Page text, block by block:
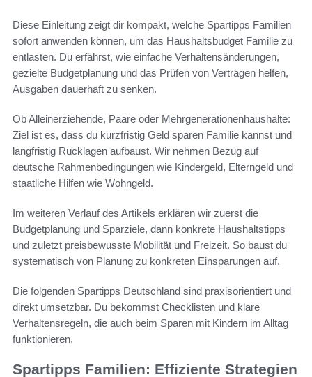
Diese Einleitung zeigt dir kompakt, welche Spartipps Familien
sofort anwenden können, um das Haushaltsbudget Familie zu
entlasten. Du erfährst, wie einfache Verhaltensänderungen,
gezielte Budgetplanung und das Prüfen von Verträgen helfen,
Ausgaben dauerhaft zu senken.
Ob Alleinerziehende, Paare oder Mehrgenerationenhaushalte:
Ziel ist es, dass du kurzfristig Geld sparen Familie kannst und
langfristig Rücklagen aufbaust. Wir nehmen Bezug auf
deutsche Rahmenbedingungen wie Kindergeld, Elterngeld und
staatliche Hilfen wie Wohngeld.
Im weiteren Verlauf des Artikels erklären wir zuerst die
Budgetplanung und Sparziele, dann konkrete Haushaltstipps
und zuletzt preisbewusste Mobilität und Freizeit. So baust du
systematisch von Planung zu konkreten Einsparungen auf.
Die folgenden Spartipps Deutschland sind praxisorientiert und
direkt umsetzbar. Du bekommst Checklisten und klare
Verhaltensregeln, die auch beim Sparen mit Kindern im Alltag
funktionieren.
Spartipps Familien: Effiziente Strategien